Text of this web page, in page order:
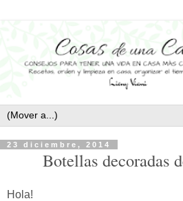
23 diciembre, 2014
Botellas decoradas
Hola!